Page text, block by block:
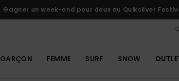
Gagner un week-end pour deux au Quiksilver
GARÇON FEMME SURF SNOW